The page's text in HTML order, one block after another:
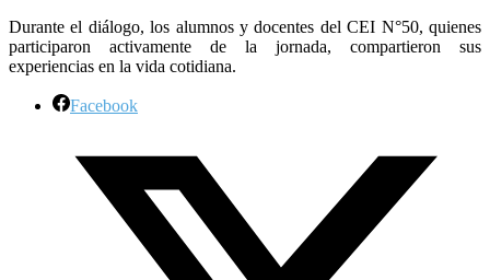
Durante el diálogo, los alumnos y docentes del CEI N°50, quienes
participaron activamente de la jornada, compartieron sus
experiencias en la vida cotidiana.
Facebook